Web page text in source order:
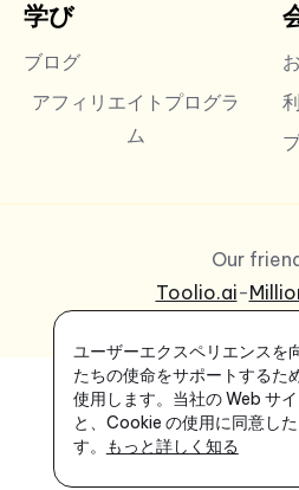
学び
ブログ
アフィリエイトプログラ
ム
Our
Toolio.ai-
ユーザーエクスペリエンスを
たちの使命をサポートするた
使用します。当社の Web サ
と、Cookie の使用に同意し
す。
もっと詳しく知る